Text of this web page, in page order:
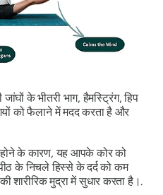
के भीतरी भाग, हैमस्ट्रिंग, हिप
को फैलाने में मदद करता है और
के कारण, यह आपके कोर को
के निचले हिस्से के दर्द को कम
मुद्रा में सुधार करता है।.